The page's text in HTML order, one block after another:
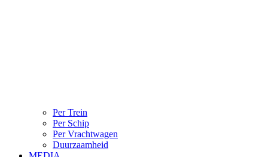
Per Trein
Per Schip
Per Vrachtwagen
Duurzaamheid